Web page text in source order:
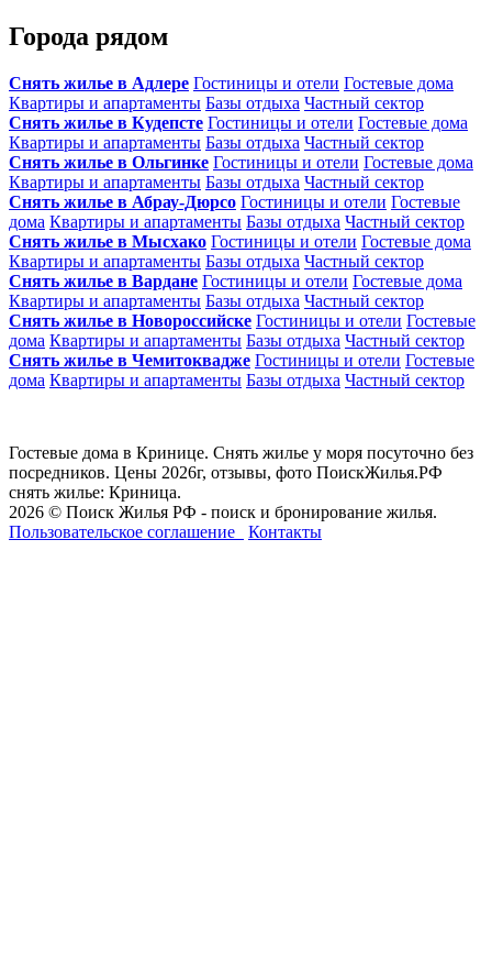
Города рядом
Снять жилье в Адлере Гостиницы и отели Гостевые дома
Квартиры и апартаменты Базы отдыха Частный сектор
Снять жилье в Кудепсте Гостиницы и отели Гостевые дома
Квартиры и апартаменты Базы отдыха Частный сектор
Снять жилье в Ольгинке Гостиницы и отели Гостевые дома
Квартиры и апартаменты Базы отдыха Частный сектор
Снять жилье в Абрау-Дюрсо Гостиницы и отели Гостевые
дома Квартиры и апартаменты Базы отдыха Частный сектор
Снять жилье в Мысхако Гостиницы и отели Гостевые дома
Квартиры и апартаменты Базы отдыха Частный сектор
Снять жилье в Вардане Гостиницы и отели Гостевые дома
Квартиры и апартаменты Базы отдыха Частный сектор
Снять жилье в Новороссийске Гостиницы и отели Гостевые
дома Квартиры и апартаменты Базы отдыха Частный сектор
Снять жилье в Чемитоквадже Гостиницы и отели Гостевые
дома Квартиры и апартаменты Базы отдыха Частный сектор
Гостевые дома в Кринице. Снять жилье у моря посуточно без
посредников. Цены 2026г, отзывы, фото ПоискЖилья.РФ
снять жилье: Криница.
2026 © Поиск Жилья РФ - поиск и бронирование жилья.
Пользовательское соглашение
Контакты